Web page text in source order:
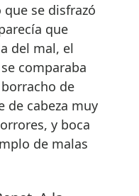
que se disfrazó
que
del mal, el
comparaba
de
de cabeza muy
y boca
de malas